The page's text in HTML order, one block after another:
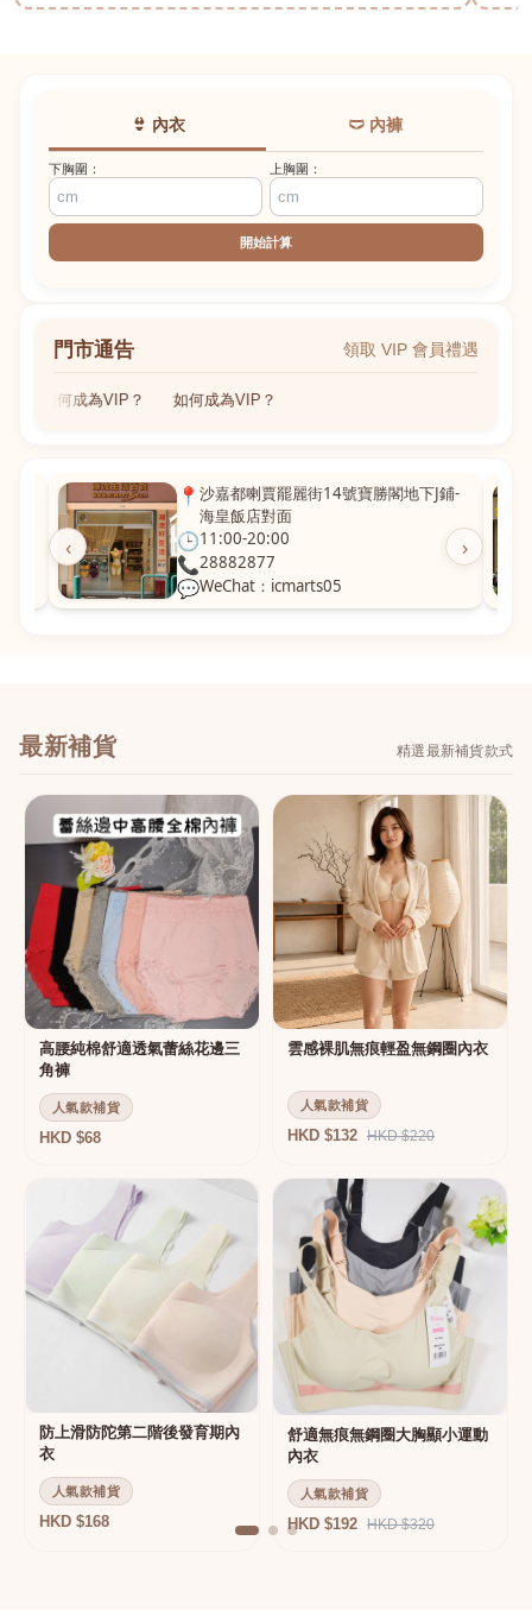
👙 內衣 🩲 內褲
下胸圍： 上胸圍：
開始計算
門市通告 領取 VIP 會員禮遇
如何成為VIP？ 如何成為VIP？
‹ ›
📍 沙嘉都喇賈罷麗街14號寶勝閣地下J鋪-
海皇飯店對面
🕒11:00-20:00
📞28882877
💬WeChat：icmarts05
最新補貨 精選最新補貨款式
高腰純棉舒適透氣蕾絲花邊三
角褲
人氣款補貨
HKD $68
雲感裸肌無痕輕盈無鋼圈內衣
人氣款補貨
HKD $132 HKD $220
防上滑防陀第二階後發育期內
衣
人氣款補貨
HKD $168
舒適無痕無鋼圈大胸顯小運動
內衣
人氣款補貨
HKD $192 HKD $320